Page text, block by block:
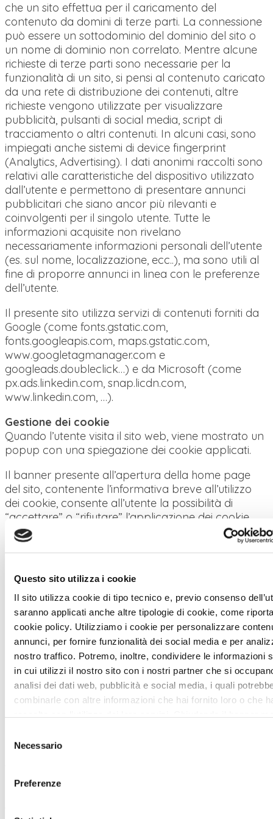
Questo sito utilizza i cookie
Il sito utilizza cookie di tipo tecnico e, previo consenso
saranno applicati anche altre tipologie di cookie, come
cookie policy. Utilizziamo i cookie per personalizzare
annunci, per fornire funzionalità dei social media e per
nostro traffico. Potremo, inoltre, condividere le informazioni
in cui utilizzi il nostro sito con i nostri partner che si
analisi dei dati web, pubblicità e social media, i quali
combinarle con altre informazioni che hai fornito loro o che
tecnici.
delNecessario
Preferenze
che un sito effettua per il caricamento del
contenuto da domini di terze parti. La connessione
può essere un sottodominio del dominio del sito o
un nome di dominio non correlato. Mentre alcune
richieste di terze parti sono necessarie per la
funzionalità di un sito, si pensi al contenuto caricato
da una rete di distribuzione dei contenuti, altre
richieste vengono utilizzate per visualizzare
pubblicità, pulsanti di social media, script di
tracciamento o altri contenuti. In alcuni casi, sono
impiegati anche sistemi di device fingerprint
(Analytics, Advertising). I dati anonimi raccolti sono
relativi alle caratteristiche del dispositivo utilizzato
dall’utente e permettono di presentare annunci
pubblicitari che siano ancor più rilevanti e
coinvolgenti per il singolo utente. Tutte le
informazioni acquisite non rivelano
necessariamente informazioni personali dell’utente
(es. sul nome, localizzazione, ecc..), ma sono utili al
fine di proporre annunci in linea con le preferenze
dell’utente.
Il presente sito utilizza servizi di contenuti forniti da
Google (come fonts.gstatic.com,
fonts.googleapis.com, maps.gstatic.com,
www.googletagmanager.com e
googleads.doubleclick…) e da Microsoft (come
px.ads.linkedin.com, snap.licdn.com,
www.linkedin.com, …).
Gestione dei cookie
Quando l’utente visita il sito web, viene mostrato un
popup con una spiegazione dei cookie applicati.
Il banner presente all’apertura della home page
del sito, contenente l’informativa breve all’utilizzo
dei cookie, consente all’utente la possibilità di
“accettare” o “rifiutare” l’applicazione dei cookie
non necessari, oppure modificarli utilizzando il link
(o segno grafico) presente in calce ad ogni pagina
Oltre al banner è possibile agire direttamente
dall’impostazione del browser.
La maggior parte dei browser Internet sono
inizialmente impostati per accettare i cookie in
modo automatico. È possibile modificare queste
impostazioni in modo da bloccare i cookie o da
essere avvertito ogni volta che i cookie vengono
inviati al dispositivo di navigazione. Inoltre, al
termine di ogni sessione di navigazione è possibile
cancellare dal proprio dispositivo i cookie raccolti.
Preghiamo l’utente di fare riferimento alle istruzioni
utilizzati dispositivi diversi tra loro per visualizzare e
accedere al sito (per esempio, computer,